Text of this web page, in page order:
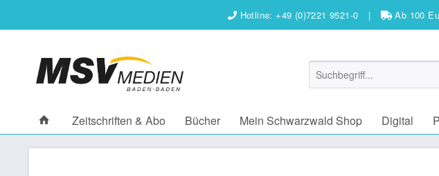
Hotline: +49 (0)7221 9521-0 | Ab 100
Zeitschriften & Abo Bücher Mein Schwarzwald Shop Digital